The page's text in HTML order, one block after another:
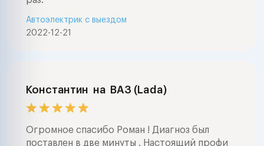
2022-12-21
Автоэлектрик с выездом
Константин на ВАЗ (Lada)
Огромное спасибо Роман ! Диагноз был
поставлен в две минуты . Настоящий профи